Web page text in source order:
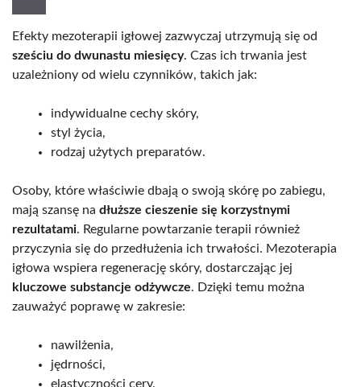
Efekty mezoterapii igłowej zazwyczaj utrzymują się od
sześciu do dwunastu miesięcy. Czas ich trwania jest
uzależniony od wielu czynników, takich jak:
indywidualne cechy skóry,
styl życia,
rodzaj użytych preparatów.
Osoby, które właściwie dbają o swoją skórę po zabiegu,
mają szansę na dłuższe cieszenie się korzystnymi
rezultatami. Regularne powtarzanie terapii również
przyczynia się do przedłużenia ich trwałości. Mezoterapia
igłowa wspiera regenerację skóry, dostarczając jej
kluczowe substancje odżywcze. Dzięki temu można
zauważyć poprawę w zakresie:
nawilżenia,
jędrności,
elastyczności cery.